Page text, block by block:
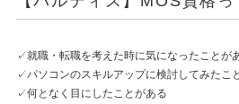
✓就職・転職を考えた時に気になったことが
✓パソコンのスキルアップに検討してみたこ
✓何となく目にしたことがある